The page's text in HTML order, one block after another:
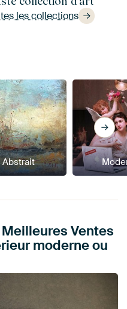
les collections
Abstrait
Ventes
moderne ou